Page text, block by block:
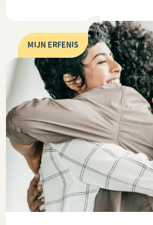
MIJN ERFENIS